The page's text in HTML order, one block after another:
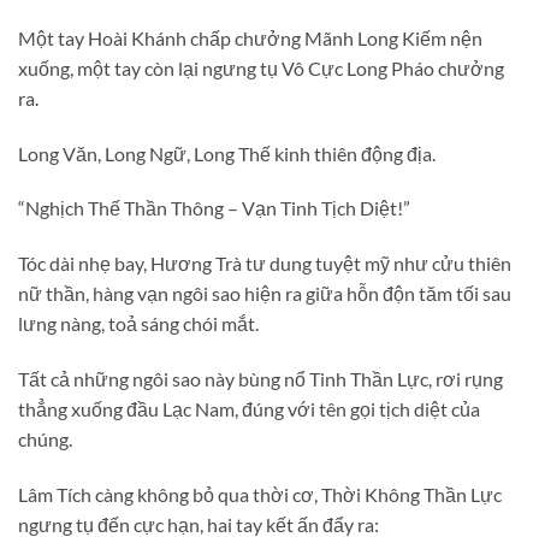
Một tay Hoài Khánh chấp chưởng Mãnh Long Kiếm nện
xuống, một tay còn lại ngưng tụ Vô Cực Long Pháo chưởng
ra.
Long Văn, Long Ngữ, Long Thế kinh thiên động địa.
“Nghịch Thế Thần Thông – Vạn Tinh Tịch Diệt!”
Tóc dài nhẹ bay, Hương Trà tư dung tuyệt mỹ như cửu thiên
nữ thần, hàng vạn ngôi sao hiện ra giữa hỗn độn tăm tối sau
lưng nàng, toả sáng chói mắt.
Tất cả những ngôi sao này bùng nổ Tinh Thần Lực, rơi rụng
thẳng xuống đầu Lạc Nam, đúng với tên gọi tịch diệt của
chúng.
Lâm Tích càng không bỏ qua thời cơ, Thời Không Thần Lực
ngưng tụ đến cực hạn, hai tay kết ấn đẩy ra: